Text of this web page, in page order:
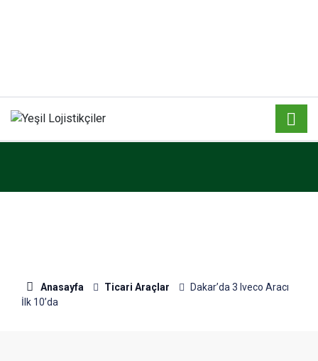
Anasayfa Ticari Araçlar
Dakar’da 3 Iveco Aracı
İlk 10’da